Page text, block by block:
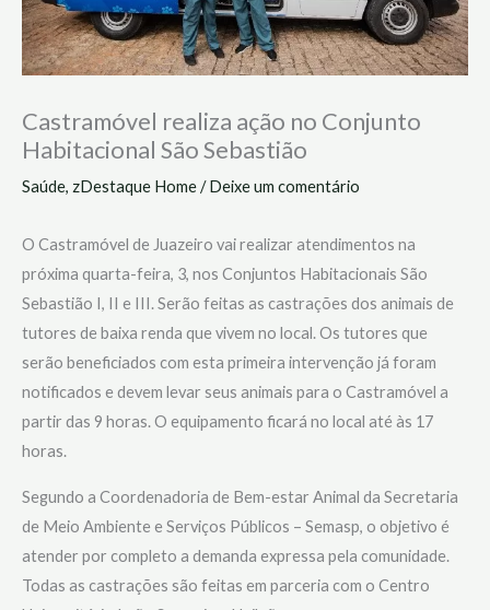
Castramóvel realiza ação no Conjunto
Habitacional São Sebastião
Saúde, zDestaque Home/Deixe um comentário
O Castramóvel de Juazeiro vai realizar atendimentos na
próxima quarta-feira, 3, nos Conjuntos Habitacionais São
Sebastião I, II e III. Serão feitas as castrações dos animais de
tutores de baixa renda que vivem no local. Os tutores que
serão beneficiados com esta primeira intervenção já foram
notificados e devem levar seus animais para o Castramóvel a
partir das 9 horas. O equipamento ficará no local até às 17
horas.
Segundo a Coordenadoria de Bem-estar Animal da Secretaria
de Meio Ambiente e Serviços Públicos – Semasp, o objetivo é
atender por completo a demanda expressa pela comunidade.
Todas as castrações são feitas em parceria com o Centro